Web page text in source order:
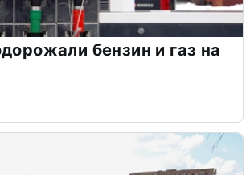
бензин и газ на